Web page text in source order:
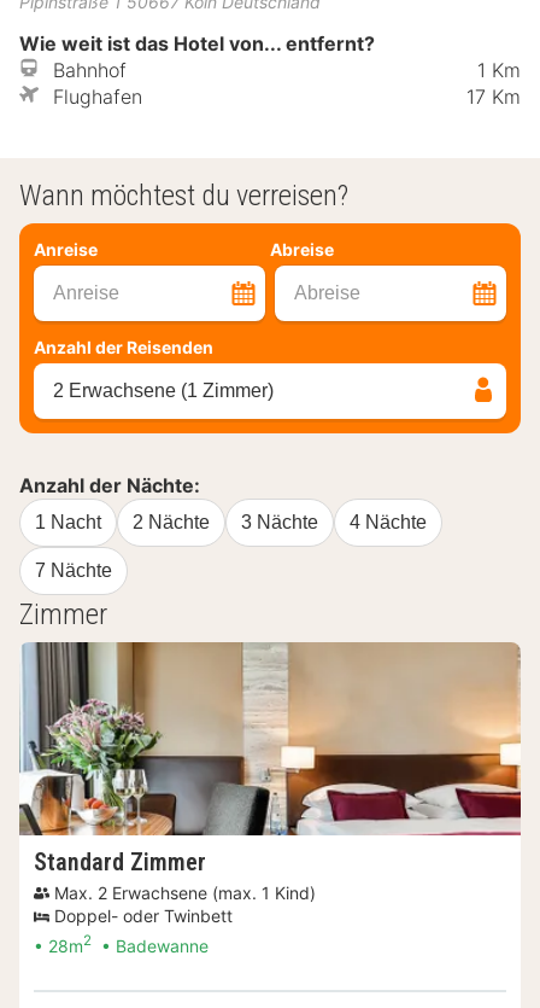
Wie weit ist das Hotel von... entfernt?
Bahnhof
1 Km
Flughafen
17 Km
Wann möchtest du verreisen?
Anreise Abreise
Anreise Abreise
Anzahl der Reisenden
2 Erwachsene (1 Zimmer)
Anzahl der Nächte:
1 Nacht 2 Nächte 3 Nächte 4 Nächte
7 Nächte
Zimmer
Standard Zimmer
Max. 2 Erwachsene (max. 1 Kind)
Doppel- oder Twinbett
28m2 Badewanne